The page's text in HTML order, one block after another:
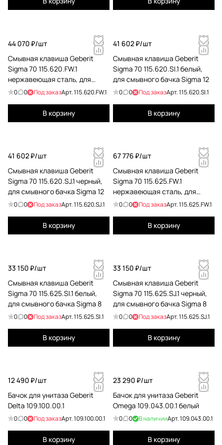
44 070 ₽/шт
Cмывная клавиша Geberit
Sigma 70 115.620.FW.1
нержавеющая сталь, для
смывного бачка Sigma 12
0 0 Под заказАрт.115.620.FW.1
В корзину
41 602 ₽/шт
Cмывная клавиша Geberit
Sigma 70 115.620.SI.1 белый,
для смывного бачка Sigma 12
0 0 Под заказАрт.115.620.SI.1
В корзину
41 602 ₽/шт
Cмывная клавиша Geberit
Sigma 70 115.620.SJ.1 черный,
для смывного бачка Sigma 12
0 0 Под заказАрт.115.620.SJ.1
В корзину
67 776 ₽/шт
Cмывная клавиша Geberit
Sigma 70 115.625.FW.1
нержавеющая сталь, для
смывного бачка Sigma 8
0 0 Под заказАрт.115.625.FW.1
В корзину
33 150 ₽/шт
Cмывная клавиша Geberit
Sigma 70 115.625.SI.1 белый,
для смывного бачка Sigma 8
0 0 Под заказАрт.115.625.SI.1
В корзину
33 150 ₽/шт
Cмывная клавиша Geberit
Sigma 70 115.625.SJ.1 черный,
для смывного бачка Sigma 8
0 0 Под заказАрт.115.625.SJ.1
В корзину
12 490 ₽/шт
Бачок для унитаза Geberit
Delta 109.100.00.1
0 0 Под заказАрт.109.100.00.1
В корзину
23 290 ₽/шт
Бачок для унитаза Geberit
Omega 109.043.00.1 белый
0 0 В наличииАрт.109.043.00.1
В корзину